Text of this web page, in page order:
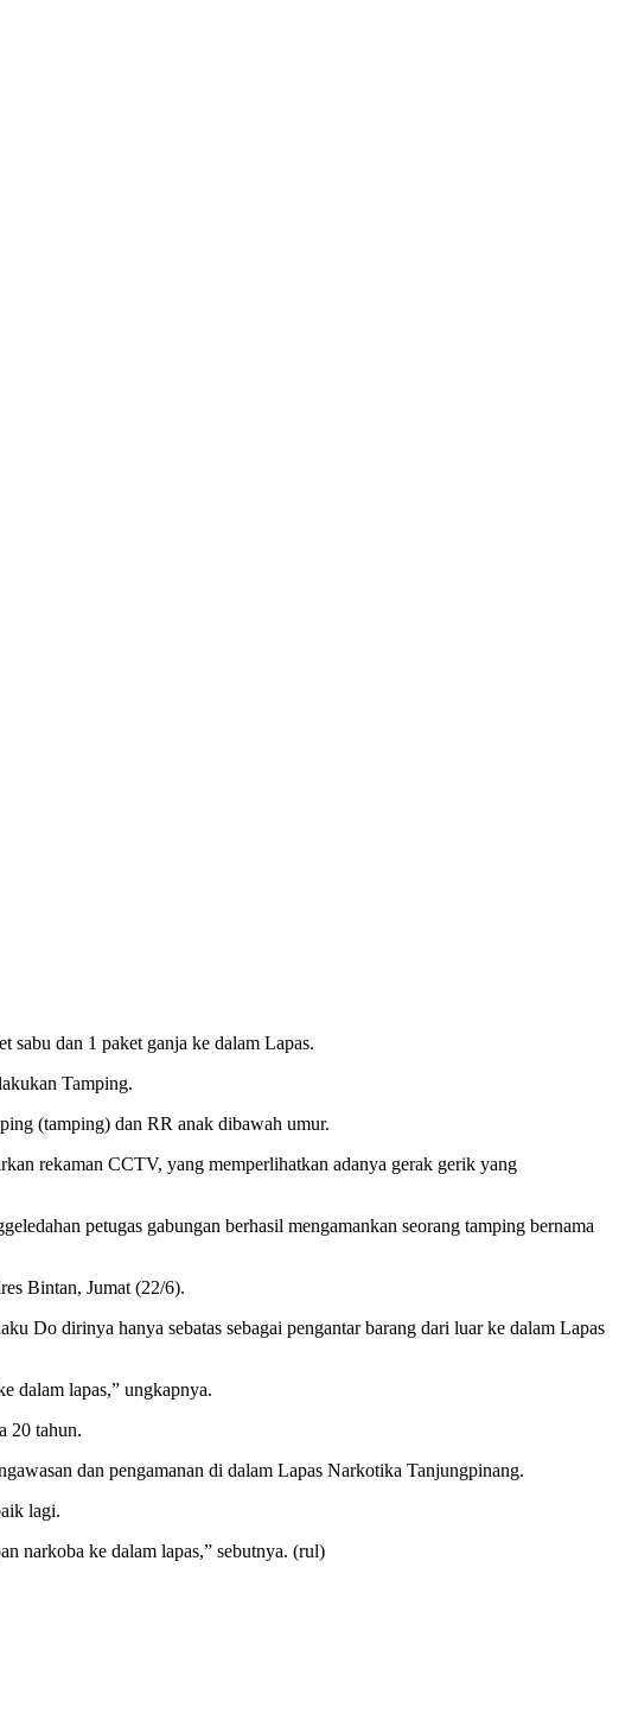
dan 1 paket ganja ke dalam Lapas.
Tamping.
(tamping) dan RR anak dibawah umur.
rekaman CCTV, yang memperlihatkan adanya gerak gerik yang
petugas gabungan berhasil mengamankan seorang tamping bernama
Bintan, Jumat (22/6).
Do dirinya hanya sebatas sebagai pengantar barang dari luar ke dalam Lapas
dalam lapas,” ungkapnya.
20 tahun.
dan pengamanan di dalam Lapas Narkotika Tanjungpinang.
lagi.
narkoba ke dalam lapas,” sebutnya. (rul)